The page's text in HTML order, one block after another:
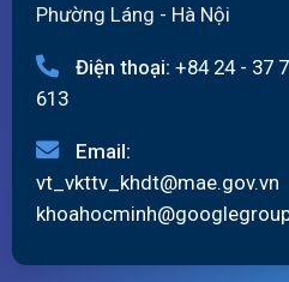
Phường Láng - Hà Nội
Điện thoại: +84 24 - 37
613
Email:
vt_vkttv_khdt@mae.gov.vn